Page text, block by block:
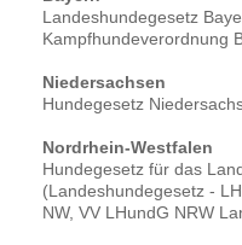
Landeshundegesetz
Kampfhundeverordnung
Niedersachsen
Hundegesetz
Nordrhein-Westfalen
Hundegesetz für das
(Landeshundegesetz -
NW, VV LHundG NRW